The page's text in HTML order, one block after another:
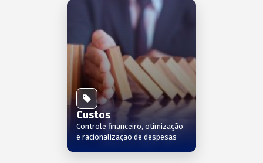
Custos
Controle financeiro, otimização
e racionalização de despesas